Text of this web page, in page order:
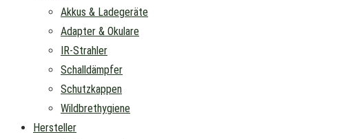
Akkus & Ladegeräte
Adapter & Okulare
IR-Strahler
Schalldämpfer
Schutzkappen
Wildbrethygiene
Hersteller